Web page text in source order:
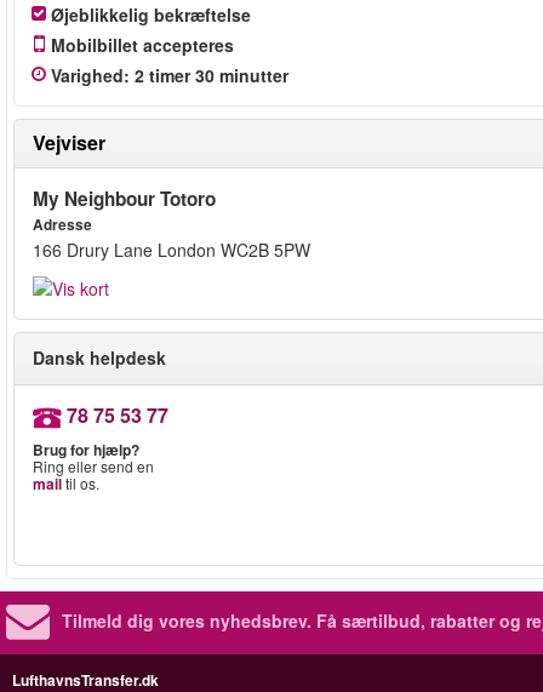
Øjeblikkelig bekræftelse
Mobilbillet accepteres
Varighed: 2 timer 30 minutter
Vejviser
My Neighbour Totoro
Adresse
166 Drury Lane London WC2B 5PW
Dansk helpdesk
78 75 53 77
Brug for hjælp?
Ring eller send en
mailtil os.
Tilmeld dig vores nyhedsbrev. Få særtilbud, rabatter og
LufthavnsTransfer.dk